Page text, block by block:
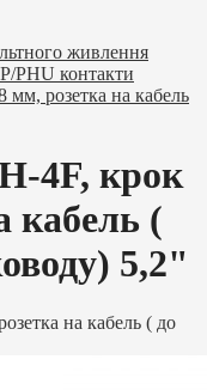
живлення
PHU контакти
розетка на кабель
4F, крок
кабель (
5,2"
на кабель ( до